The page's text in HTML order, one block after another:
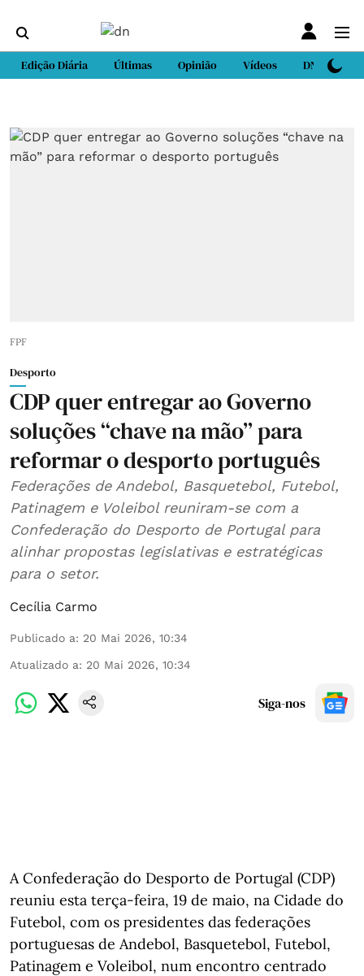
Edição Diária Últimas Opinião Vídeos DN Sport
FPF
Desporto
CDP quer entregar ao Governo
soluções “chave na mão” para
reformar o desporto português
Federações de Andebol, Basquetebol, Futebol,
Patinagem e Voleibol reuniram-se com a
Confederação do Desporto de Portugal para
alinhar propostas legislativas e estratégicas
para o setor.
Cecília Carmo
Publicado a: 20 Mai 2026, 10:34
Atualizado a: 20 Mai 2026, 10:34
Siga-nos
A Confederação do Desporto de Portugal (CDP)
reuniu esta terça-feira, 19 de maio, na Cidade do
Futebol, com os presidentes das federações
portuguesas de Andebol, Basquetebol, Futebol,
Patinagem e Voleibol, num encontro centrado